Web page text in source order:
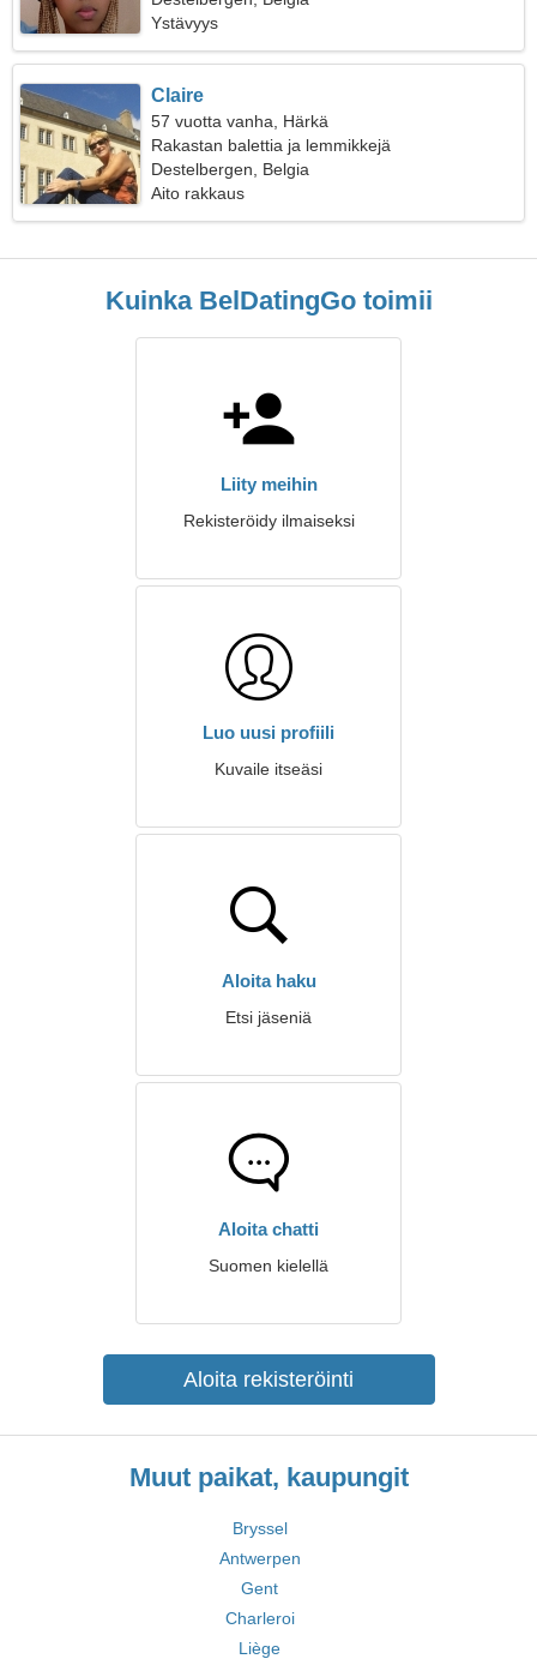
Ystävyys
Claire
57 vuotta vanha, Härkä
Rakastan balettia ja lemmikkejä
Destelbergen, Belgia
Aito rakkaus
Kuinka BelDatingGo toimii
Liity meihin
Rekisteröidy ilmaiseksi
Luo uusi profiili
Kuvaile itseäsi
Aloita haku
Etsi jäseniä
Aloita chatti
Suomen kielellä
Aloita rekisteröinti
Muut paikat, kaupungit
Bryssel
Antwerpen
Gent
Charleroi
Liège